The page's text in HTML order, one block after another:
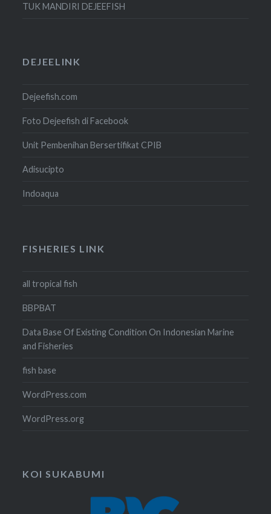
TUK MANDIRI DEJEEFISH
DEJEELINK
Dejeefish.com
Foto Dejeefish di Facebook
Unit Pembenihan Bersertifikat CPIB
Adisucipto
Indoaqua
FISHERIES LINK
all tropical fish
BBPBAT
Data Base Of Existing Condition On Indonesian Marine
and Fisheries
fish base
WordPress.com
WordPress.org
KOI SUKABUMI